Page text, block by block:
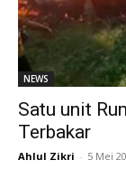
NEWS
Satu unit
Terbakar
Ahlul Zikri - 5 Mei